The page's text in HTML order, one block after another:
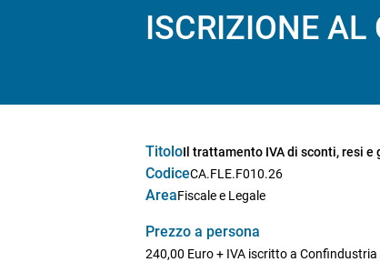
ISCRIZIONE AL
TitoloIl trattamento IVA di sconti, resi
CodiceCA.FLE.F010.26
AreaFiscale e Legale
Prezzo a persona
240,00 Euro + IVA iscritto a